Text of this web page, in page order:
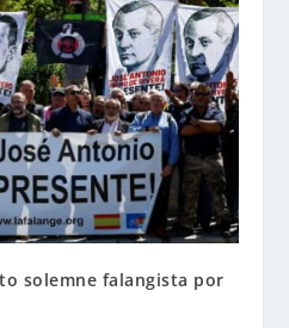
solemne falangista por